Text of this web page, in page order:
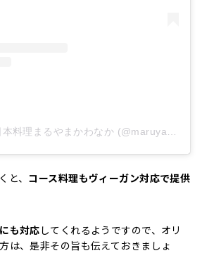
と、 コース料理もヴィーガン対応で提供
も対応 してくれるようですので、オリ
は、是非その旨も伝えておきましょ